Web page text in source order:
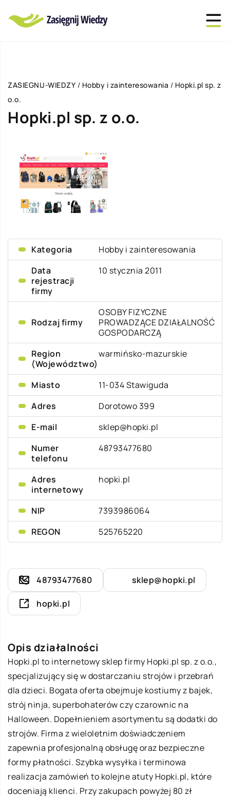
ZASIEGNIJ-WIEDZY / Hobby i zainteresowania / Hopki.pl sp. z
o.o.
Hopki.pl sp. z o.o.
Kategoria
Hobby i zainteresowania
Data
rejestracji
firmy
10 stycznia 2011
Rodzaj firmy
OSOBY FIZYCZNE
PROWADZĄCE DZIAŁALNOŚĆ
GOSPODARCZĄ
Region
(Województwo)
warmińsko-mazurskie
Miasto
11-034 Stawiguda
Adres
Dorotowo 399
E-mail
sklep@hopki.pl
Numer
telefonu
48793477680
Adres
internetowy
hopki.pl
NIP
7393986064
REGON
525765220
48793477680 sklep@hopki.pl
hopki.pl
Opis działalności
Hopki.pl to internetowy sklep firmy Hopki.pl sp. z o.o.,
specjalizujący się w dostarczaniu strojów i przebrań
dla dzieci. Bogata oferta obejmuje kostiumy z bajek,
strój ninja, superbohaterów czy czarownic na
Halloween. Dopełnieniem asortymentu są dodatki do
strojów. Firma z wieloletnim doświadczeniem
zapewnia profesjonalną obsługę oraz bezpieczne
formy płatności. Szybka wysyłka i terminowa
realizacja zamówień to kolejne atuty Hopki.pl, które
doceniają klienci. Przy zakupach powyżej 80 zł